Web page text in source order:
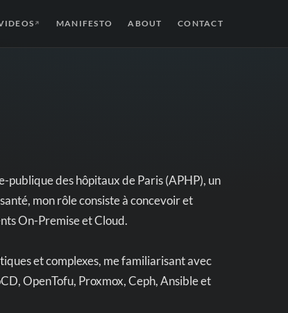
↗ MANIFESTO ABOUT CONTACT
publique des hôpitaux de Paris (APHP), un
mon rôle consiste à concevoir et
On-Premise et Cloud.
et complexes, me familiarisant avec
OpenTofu, Proxmox, Ceph, Ansible et